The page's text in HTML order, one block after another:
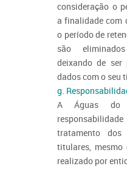
consideração o
a finalidade com
o período de
são
deixando de ser
dados com o seu
g.
A Águas do
tratamento
titulares,
realizado por